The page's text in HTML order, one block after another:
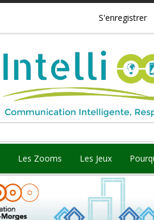
S'enregistrer
Les Zooms Les Jeux